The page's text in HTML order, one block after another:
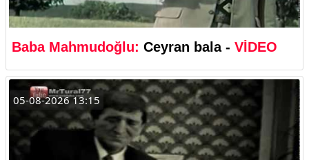
Baba Mahmudoğlu: Ceyran bala - VİDEO
05-08-2026 13:15